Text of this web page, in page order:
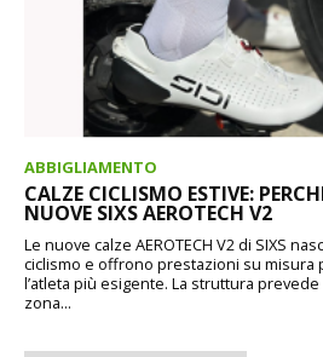
ABBIGLIAMENTO
CALZE CICLISMO ESTIVE:
NUOVE SIXS AEROTECH V2
Le nuove calze AEROTECH V2 di SIXS
ciclismo e offrono prestazioni su misura
l’atleta più esigente. La struttura
zona...